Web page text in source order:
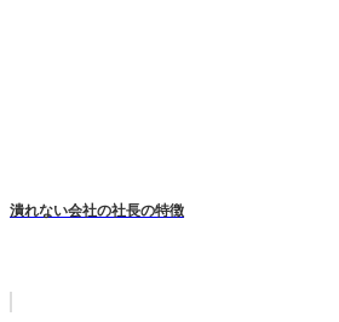
潰れない会社の社長の特徴